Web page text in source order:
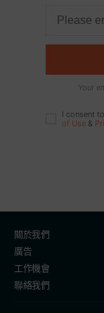
Your
I consent
of Use &
關於我們
廣告
工作機會
聯絡我們